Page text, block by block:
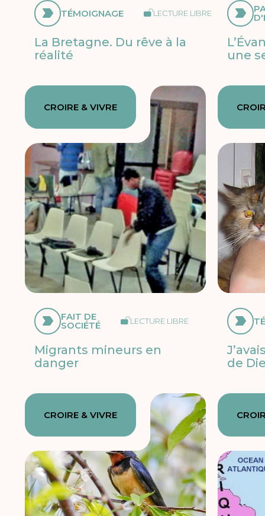
TÉMOIGNAGE LECTURE LIBRE
La Bretagne. Du rêve à la
réalité
une
CROIRE & VIVRE
FAIT DE
SOCIÉTÉ LECTURE LIBRE
Migrants mineurs en
danger
de
CROIRE & VIVRE